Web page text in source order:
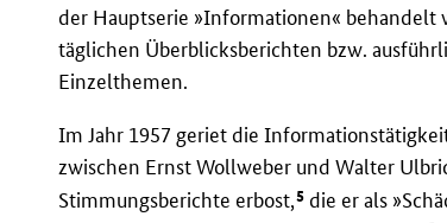
der Hauptserie »Informationen« behandelt
täglichen Überblicksberichten bzw.
Einzelthemen.
Im Jahr 1957 geriet die
zwischen Ernst Wollweber und Walter
Stimmungsberichte erbost,5 die er als